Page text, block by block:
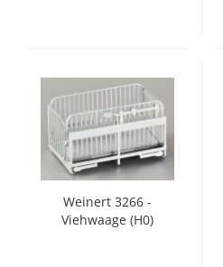
Weinert 3266 -
Viehwaage (H0)